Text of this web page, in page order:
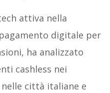
attiva nella
digitale per
ha analizzato
cashless nei
città italiane e